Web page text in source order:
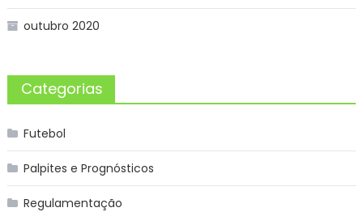
outubro 2020
Categorias
Futebol
Palpites e Prognósticos
Regulamentação